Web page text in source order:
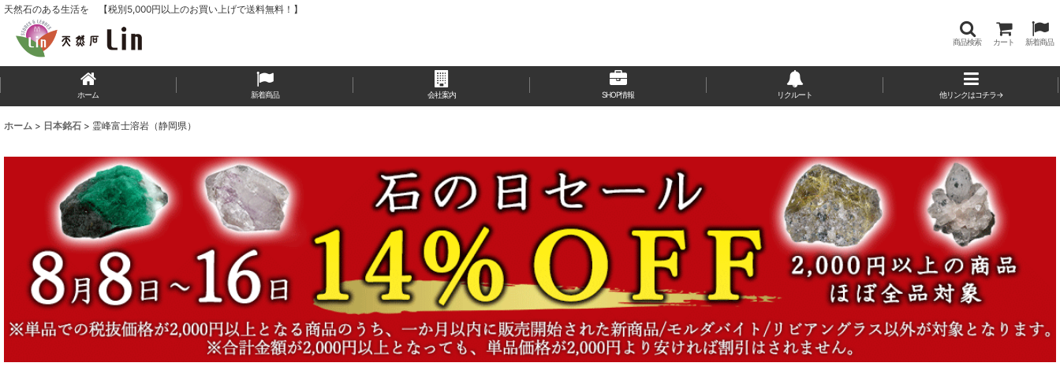
天然石のある生活を 【税別5,000円以上のお買い上げで送料無料！】
商品検索 カート 新着商品
ホーム 新着商品 会社案内 SHOP情報 リクルート 他リンクはコチラ→
ホーム > 日本銘石 > 霊峰富士溶岩（静岡県）